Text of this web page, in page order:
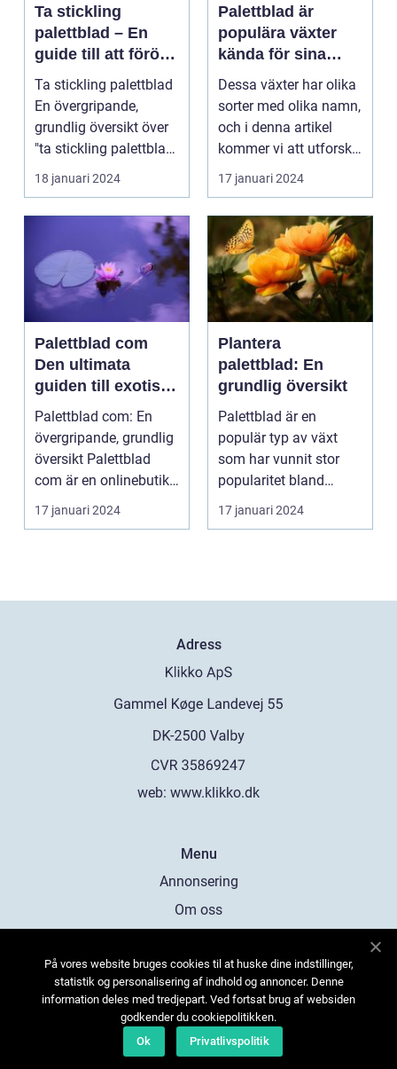
Ta stickling
palettblad – En
guide till att föröka
denna populära
växt
Ta stickling palettblad
En övergripande,
grundlig översikt över
"ta stickling palettblad"
...
18 januari 2024
Palettblad är
populära växter
kända för sina
färgglada blad och
dekorativa
utseende
Dessa växter har olika
sorter med olika namn,
och i denna artikel
kommer vi att utforska
olika palet...
17 januari 2024
Palettblad com
Den ultimata
guiden till exotiska
växter
Palettblad com: En
övergripande, grundlig
översikt Palettblad
com är en onlinebutik
och samlingspla...
17 januari 2024
Plantera
palettblad: En
grundlig översikt
Palettblad är en
populär typ av växt
som har vunnit stor
popularitet bland
trädgårdsälskare.
Denna a...
17 januari 2024
Adress
web: www.klikko.dk
Menu
Annonsering
Om oss
Kontakta oss
Sitemap
På vores website bruges cookies til at huske dine indstillinger,
statistik og personalisering af indhold og annoncer. Denne
information deles med tredjepart. Ved fortsat brug af websiden
godkender du cookiepolitikken.
Ok
Privatlivspolitik